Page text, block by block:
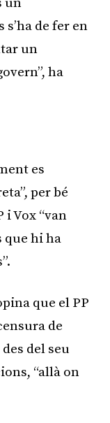
de fer en
un
ha
es
per bé
i Vox “van
que hi ha
que el PP
de
del seu
“allà on